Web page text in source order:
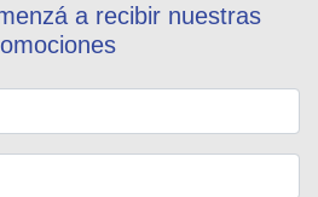
a recibir nuestras